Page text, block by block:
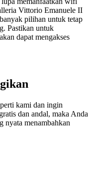
Vittorio Emanuele II
pilihan untuk tetap
Pastikan untuk
dapat mengakses
kami dan ingin
dan andal, maka Anda
nyata menambahkan